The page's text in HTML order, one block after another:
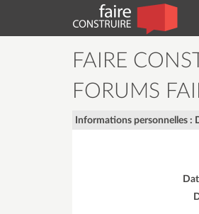
FAIRE
FORUMS
Informations personnelles :